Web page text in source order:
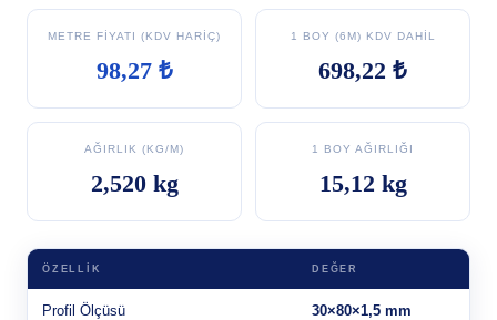
METRE FIYATI (KDV HARIÇ)
98,27 ₺
1 BOY (6M) KDV DAHIL
698,22 ₺
AĞIRLIK (KG/M)
2,520 kg
1 BOY AĞIRLIĞI
15,12 kg
ÖZELLIK DEĞER
Profil Ölçüsü 30×80×1,5 mm